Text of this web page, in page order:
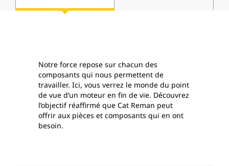
Notre force repose sur chacun des
composants qui nous permettent de
travailler. Ici, vous verrez le monde du point
de vue d’un moteur en fin de vie. Découvrez
l’objectif réaffirmé que Cat Reman peut
offrir aux pièces et composants qui en ont
besoin.